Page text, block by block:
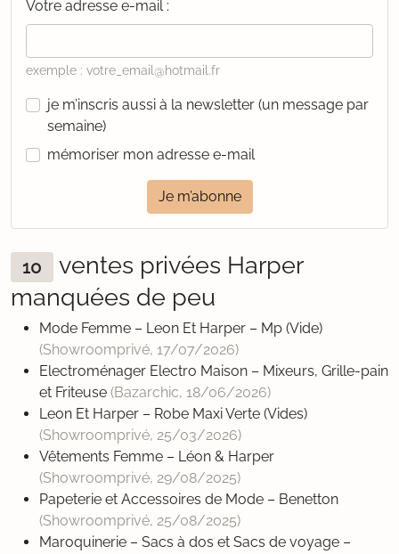
Votre adresse e-mail :
exemple : votre_email@hotmail.fr
je m’inscris aussi à la newsletter (un message par
semaine)
mémoriser mon adresse e-mail
Je m’abonne
10
ventes privées Harper
manquées de peu
Mode Femme – Leon Et Harper – Mp (Vide)
(Showroomprivé, 17/07/2026)
Electroménager Electro Maison – Mixeurs, Grille-pain
et Friteuse (Bazarchic, 18/06/2026)
Leon Et Harper – Robe Maxi Verte (Vides)
(Showroomprivé, 25/03/2026)
Vêtements Femme – Léon & Harper
(Showroomprivé, 29/08/2025)
Papeterie et Accessoires de Mode – Benetton
(Showroomprivé, 25/08/2025)
Maroquinerie – Sacs à dos et Sacs de voyage –